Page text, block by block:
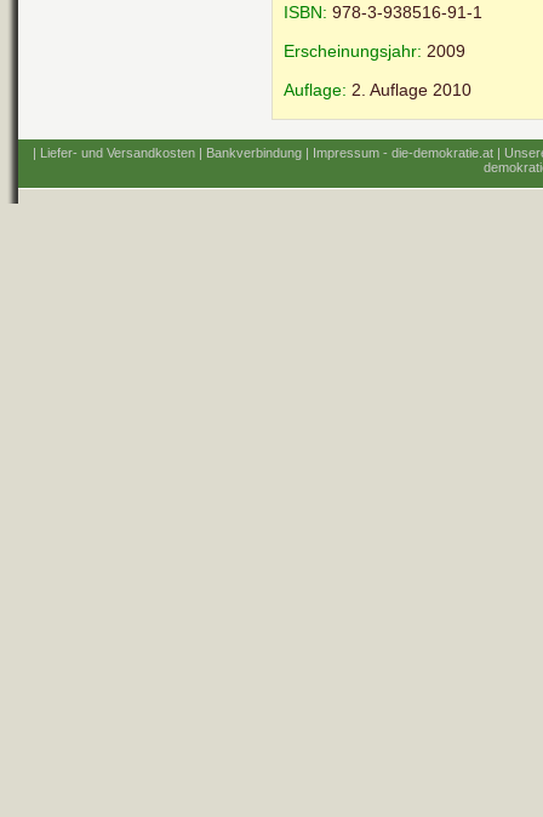
ISBN: 978-3-938516-91-1
Erscheinungsjahr: 2009
Auflage: 2. Auflage 2010
| Liefer- und Versandkosten | Bankverbindung | Impressum - die-demokratie.at |